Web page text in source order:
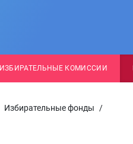
ИЗБИРАТЕЛЬНЫЕ КОМИССИИ
Избирательные фонды
/